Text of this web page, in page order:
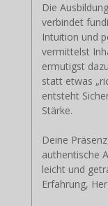
Die
verbindet
Intuition und
vermittelst
ermutigst
statt etwas
entsteht
Stärke.
Deine
authentische
leicht und
Erfahrung,